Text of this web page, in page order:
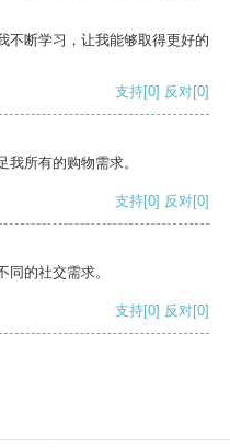
不断学习，让我能够取得更好的
支持[0] 反对[0]
所有的购物需求。
支持[0] 反对[0]
的社交需求。
支持[0] 反对[0]